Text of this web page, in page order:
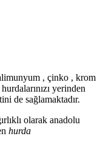
, çinko , krom
yerinden
de sağlamaktadır.
olarak anadolu
hurda